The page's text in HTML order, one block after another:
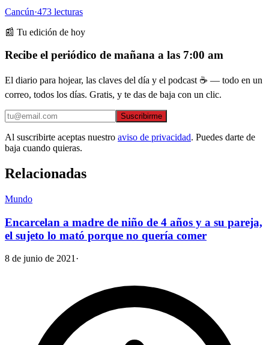
Cancún·473 lecturas
📰 Tu edición de hoy
Recibe el periódico de mañana a las 7:00 am
El diario para hojear, las claves del día y el podcast ☕ — todo en un
correo, todos los días. Gratis, y te das de baja con un clic.
Suscribirme
Al suscribirte aceptas nuestro aviso de privacidad. Puedes darte de
baja cuando quieras.
Relacionadas
Mundo
Encarcelan a madre de niño de 4 años y a su pareja,
el sujeto lo mató porque no quería comer
8 de junio de 2021 ·